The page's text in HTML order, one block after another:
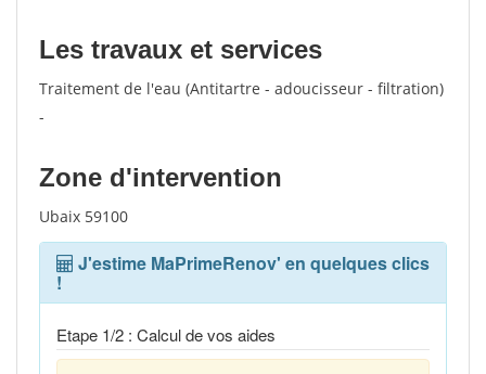
Les travaux et services
Traitement de l'eau (Antitartre - adoucisseur - filtration)
-
Zone d'intervention
Ubaix 59100